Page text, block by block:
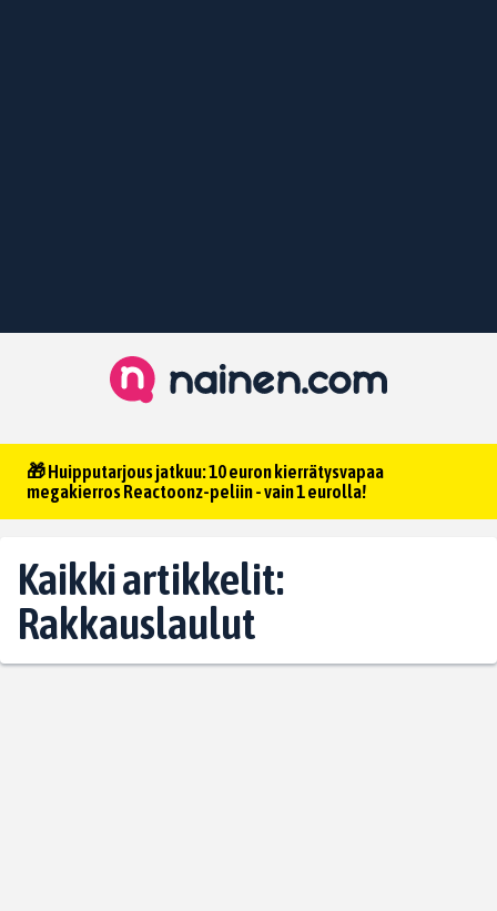
🎁 Huipputarjous jatkuu: 10 euron kierrätysvapaa
megakierros Reactoonz-peliin - vain 1 eurolla!
Kaikki artikkelit:
Rakkauslaulut